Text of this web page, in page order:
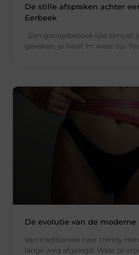
De stille afspraken achter
Eerbeek
Een garagebezoek lijkt simpel:
gekeken, je haalt ’m weer op.
De evolutie van de moderne
Van traditioneel naar trendy
lange weg afgelegd. Waar ze